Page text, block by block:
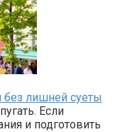
без лишней суеты
Если
и подготовить